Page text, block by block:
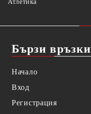
Атлетика
Бързи връзки
Начало
Вход
Регистрация